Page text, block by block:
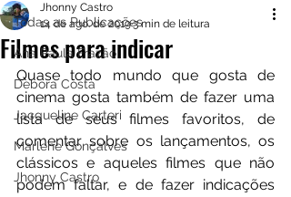
Todas as Publicações
Ana Paula Frazão
Debora Costa
Jacqueline Carteri
Marlene Gonçalves
Jhonny Castro
Filmes para indicar
Jhonny Castro
14 de ago. de 20193 min de leitura
Quase todo mundo que gosta de
cinema gosta também de fazer uma
lista de seus filmes favoritos, de
comentar sobre os lançamentos, os
clássicos e aqueles filmes que não
podem faltar, e de fazer indicações